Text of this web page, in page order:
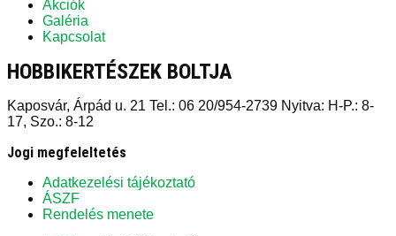
Akciók
Galéria
Kapcsolat
HOBBIKERTÉSZEK BOLTJA
Kaposvár, Árpád u. 21 Tel.: 06 20/954-2739 Nyitva: H-P.: 8-
17, Szo.: 8-12
Jogi megfeleltetés
Adatkezelési tájékoztató
ÁSZF
Rendelés menete